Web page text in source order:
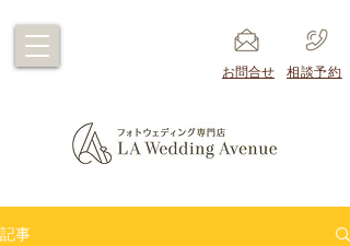
​お問合せ ​相談予約
記事